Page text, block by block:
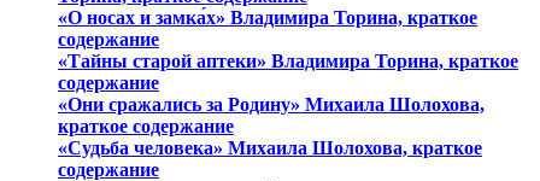
«О носах и замка́х» Владимира Торина, краткое
содержание
«Тайны старой аптеки» Владимира Торина, краткое
содержание
«Они сражались за Родину» Михаила Шолохова,
краткое содержание
«Судьба человека» Михаила Шолохова, краткое
содержание